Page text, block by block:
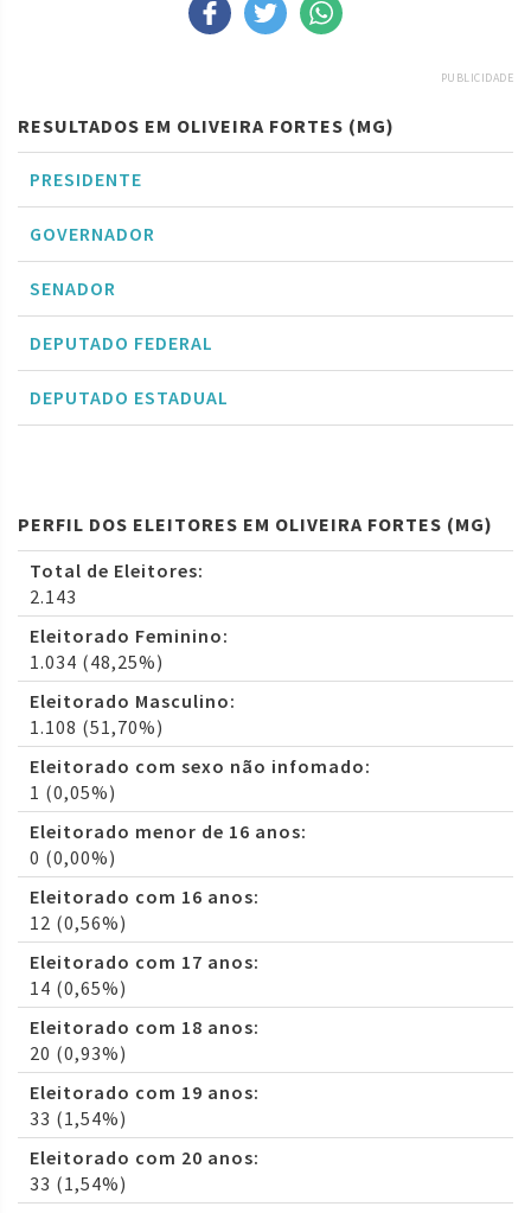
PUBLICIDADE
RESULTADOS EM OLIVEIRA FORTES (MG)
PRESIDENTE
GOVERNADOR
SENADOR
DEPUTADO FEDERAL
DEPUTADO ESTADUAL
PERFIL DOS ELEITORES EM OLIVEIRA FORTES (MG)
Total de Eleitores:
2.143
Eleitorado Feminino:
1.034 (48,25%)
Eleitorado Masculino:
1.108 (51,70%)
Eleitorado com sexo não infomado:
1 (0,05%)
Eleitorado menor de 16 anos:
0 (0,00%)
Eleitorado com 16 anos:
12 (0,56%)
Eleitorado com 17 anos:
14 (0,65%)
Eleitorado com 18 anos:
20 (0,93%)
Eleitorado com 19 anos:
33 (1,54%)
Eleitorado com 20 anos:
33 (1,54%)